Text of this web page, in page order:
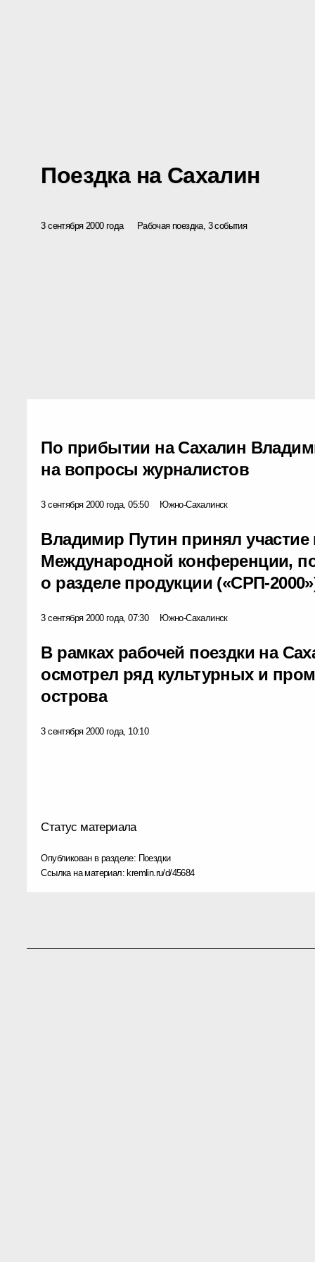
Поездка на Сахалин
3 сентября 2000 года Рабочая поездка, 3 события
По прибытии на Сахалин
на вопросы журналистов
3 сентября 2000 года, 05:50 Южно-Сахалинск
Владимир Путин принял
Международной конференции,
о разделе продукции («СРП-
3 сентября 2000 года, 07:30 Южно-Сахалинск
В рамках рабочей поездки на
осмотрел ряд культурных и
острова
3 сентября 2000 года, 10:10
Статус материала
Опубликован в разделе: Поездки
Ссылка на материал: kremlin.ru/d/45684